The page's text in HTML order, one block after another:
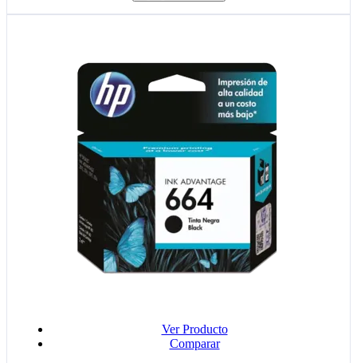
Ver Producto
Comparar